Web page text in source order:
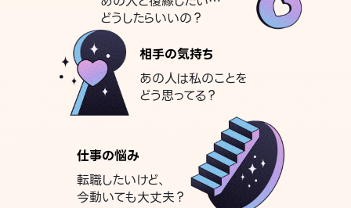
どうしたらいいの？
相手の気持ち
あの人は私のことを
どう思ってる？
仕事の悩み
転職したいけど、
今動いても大丈夫？